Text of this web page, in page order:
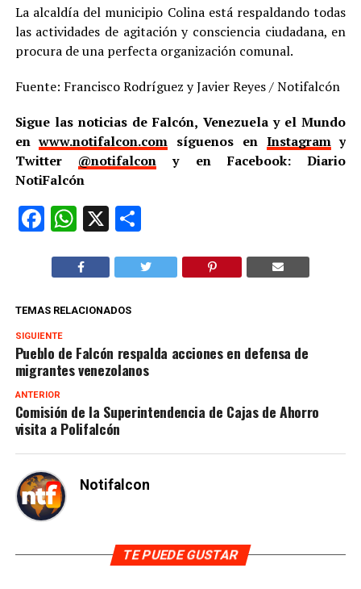
La alcaldía del municipio Colina está respaldando todas
las actividades de agitación y consciencia ciudadana, en
procura de una perfecta organización comunal.
Fuente: Francisco Rodríguez y Javier Reyes / Notifalcón
Sigue las noticias de Falcón, Venezuela y el Mundo
enwww.notifalcon.com síguenos en Instagramy
Twitter @notifalcon y en Facebook: Diario
NotiFalcón
Facebook
WhatsApp
X Compartir
TEMAS RELACIONADOS
SIGUIENTE
Pueblo de Falcón respalda acciones en defensa de
migrantes venezolanos
ANTERIOR
Comisión de la Superintendencia de Cajas de Ahorro
visita a Polifalcón
Notifalcon
TE PUEDE GUSTAR